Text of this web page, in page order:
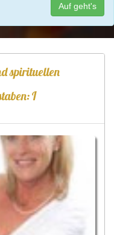
Auf geht's
spirituellen
I